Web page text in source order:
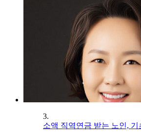
3.
소액 직역연금 받는 노인,